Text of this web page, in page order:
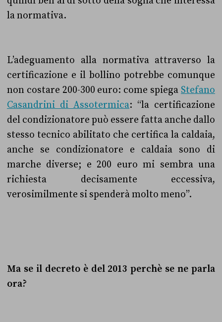
la normativa.
L’adeguamento alla normativa attraverso la
certificazione e il bollino potrebbe comunque
non costare 200-300 euro: come spiega Stefano
Casandrini di Assotermica: “la certificazione
del condizionatore può essere fatta anche dallo
stesso tecnico abilitato che certifica la caldaia,
anche se condizionatore e caldaia sono di
marche diverse; e 200 euro mi sembra una
richiesta decisamente eccessiva,
verosimilmente si spenderà molto meno”.
Ma se il decreto è del 2013 perchè se ne parla
ora?